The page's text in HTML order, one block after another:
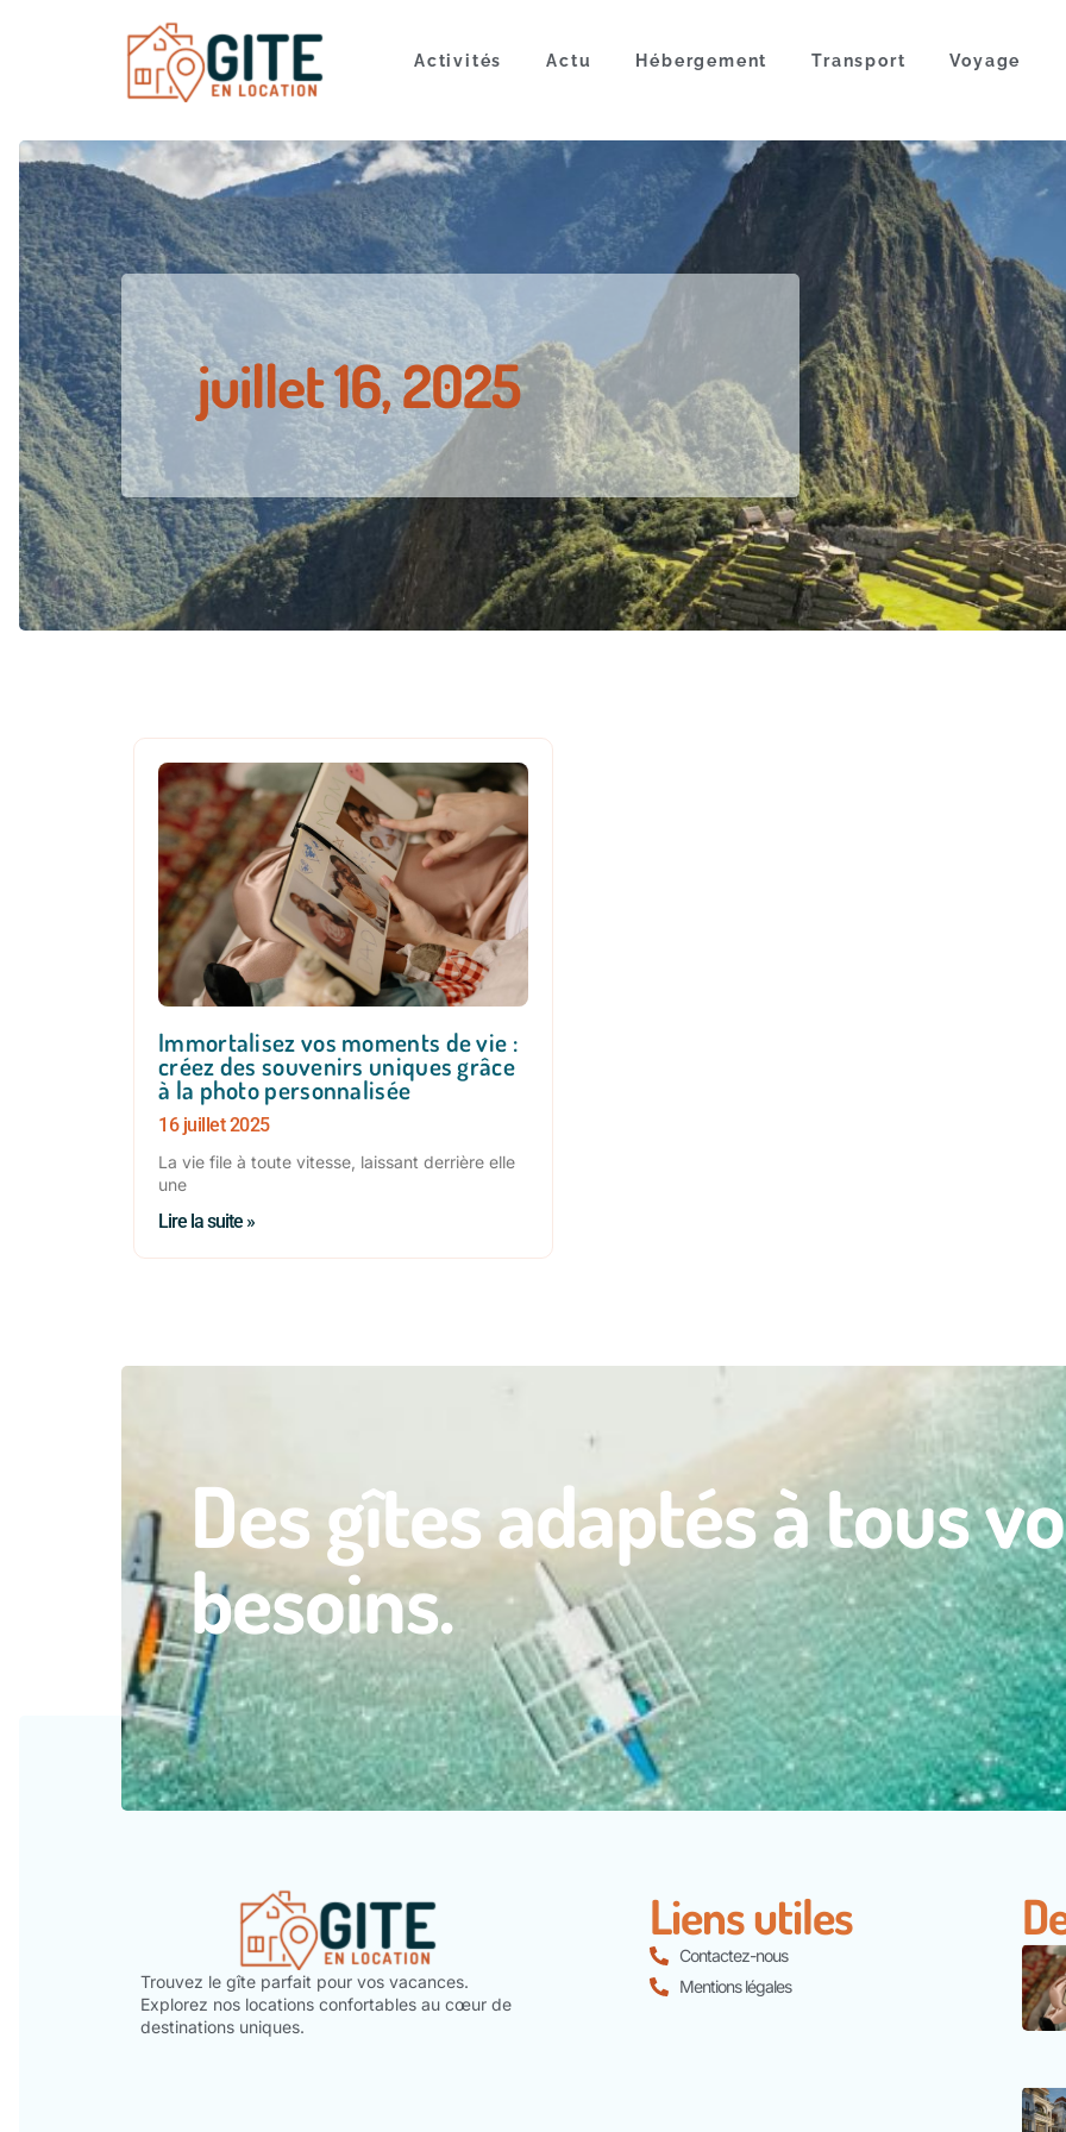
Activités Actu Hébergement Transport Voyage
juillet 16, 2025
Immortalisez vos moments de vie :
créez des souvenirs uniques grâce
à la photo personnalisée
16 juillet 2025
La vie file à toute vitesse, laissant derrière elle
une
Lire la suite »
Des gîtes adaptés à tous
besoins.
Trouvez le gîte parfait pour vos vacances.
Explorez nos locations confortables au cœur de
destinations uniques.
Liens utiles
Contactez-nous
Mentions légales